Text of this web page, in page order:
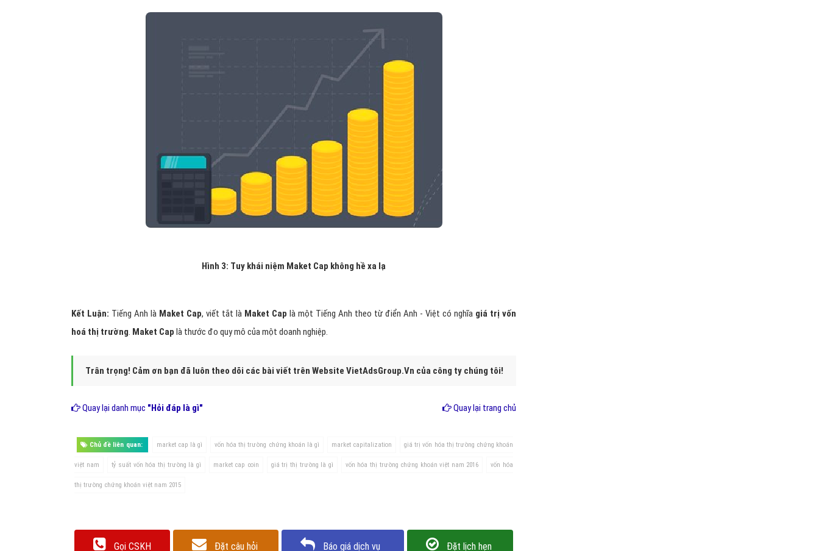
Hình 3: Tuy khái niệm Maket Cap không hề xa lạ
Kết Luận: Tiếng Anh là Maket Cap, viết tắt là Maket Cap là một Tiếng Anh theo từ điển Anh - Việt có nghĩa giá trị vốn
hoá thị trường. Maket Cap là thước đo quy mô của một doanh nghiệp.
Trân trọng! Cảm ơn bạn đã luôn theo dõi các bài viết trên Website VietAdsGroup.Vn của công ty chúng tôi!
Quay lại danh mục "Hỏi đáp là gì" Quay lại trang chủ
Chủ đề liên quan: market cap là gì vốn hóa thị trường chứng khoán là gì market capitalization giá trị vốn hóa thị trường chứng khoán
việt nam tỷ suất vốn hóa thị trường là gì market cap coin giá trị thị trường là gì vốn hóa thị trường chứng khoán việt nam 2016 vốn hóa
thị trường chứng khoán việt nam 2015
Gọi CSKH Đặt câu hỏi Báo giá dịch vụ Đặt lịch hẹn